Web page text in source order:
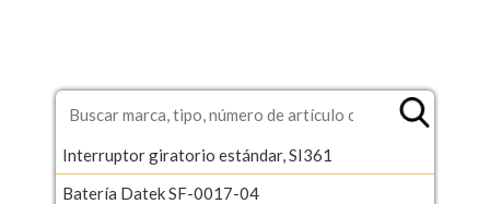
Interruptor giratorio estándar, SI361
Batería Datek SF-0017-04